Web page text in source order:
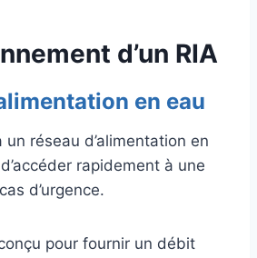
d’un RIA
en eau
un réseau d’alimentation en
rapidement à une
d’urgence.
pour fournir un débit